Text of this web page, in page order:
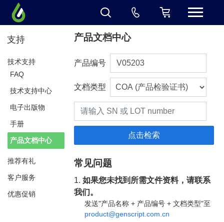
支持
技术支持
FAQ
技术支持中心
电子出版物
手册
产品文档中心
推荐有礼
客户服务
优惠促销
产品文档中心
产品编号
文档类型
常见问题
1.如果您未找到所需文件资料，请联系
我们。
发送"产品名称 + 产品编号 + 文档类型"至
product@genscript.com.cn